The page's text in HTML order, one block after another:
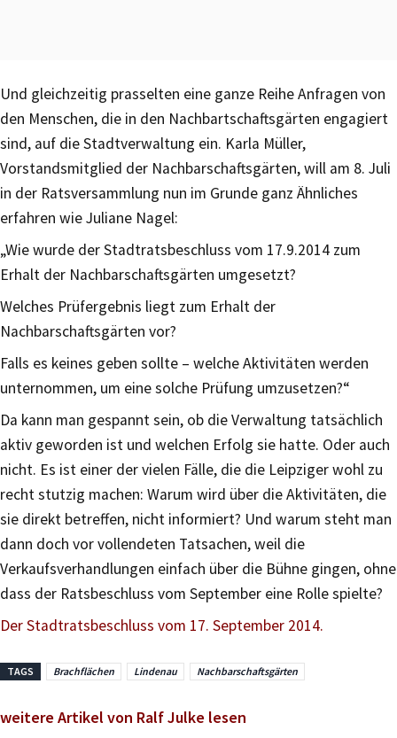
Und gleichzeitig prasselten eine ganze Reihe Anfragen von
den Menschen, die in den Nachbartschaftsgärten engagiert
sind, auf die Stadtverwaltung ein. Karla Müller,
Vorstandsmitglied der Nachbarschaftsgärten, will am 8. Juli
in der Ratsversammlung nun im Grunde ganz Ähnliches
erfahren wie Juliane Nagel:
„Wie wurde der Stadtratsbeschluss vom 17.9.2014 zum
Erhalt der Nachbarschaftsgärten umgesetzt?
Welches Prüfergebnis liegt zum Erhalt der
Nachbarschaftsgärten vor?
Falls es keines geben sollte – welche Aktivitäten werden
unternommen, um eine solche Prüfung umzusetzen?“
Da kann man gespannt sein, ob die Verwaltung tatsächlich
aktiv geworden ist und welchen Erfolg sie hatte. Oder auch
nicht. Es ist einer der vielen Fälle, die die Leipziger wohl zu
recht stutzig machen: Warum wird über die Aktivitäten, die
sie direkt betreffen, nicht informiert? Und warum steht man
dann doch vor vollendeten Tatsachen, weil die
Verkaufsverhandlungen einfach über die Bühne gingen, ohne
dass der Ratsbeschluss vom September eine Rolle spielte?
Der Stadtratsbeschluss vom 17. September 2014.
TAGS Brachflächen Lindenau Nachbarschaftsgärten
weitere Artikel von Ralf Julke lesen